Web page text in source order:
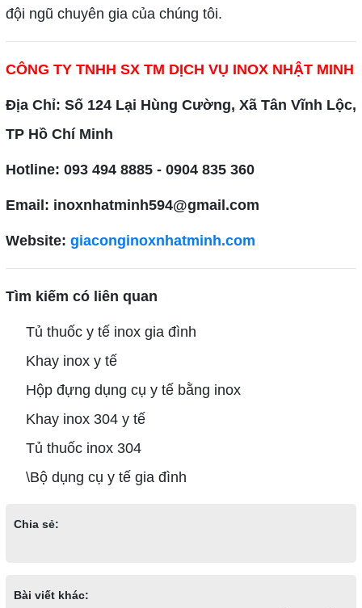
đội ngũ chuyên gia của chúng tôi.
CÔNG TY TNHH SX TM DỊCH VỤ INOX NHẬT MINH
Địa Chỉ: Số 124 Lại Hùng Cường, Xã Tân Vĩnh Lộc,
TP Hồ Chí Minh
Hotline: 093 494 8885 - 0904 835 360
Email: inoxnhatminh594@gmail.com
Website: giaconginoxnhatminh.com
Tìm kiếm có liên quan
Tủ thuốc y tế inox gia đình
Khay inox y tế
Hộp đựng dụng cụ y tế bằng inox
Khay inox 304 y tế
Tủ thuốc inox 304
\Bộ dụng cụ y tế gia đình
Chia sẻ:
Bài viết khác: